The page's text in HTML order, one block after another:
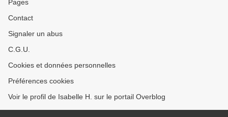
Pages
Contact
Signaler un abus
C.G.U.
Cookies et données personnelles
Préférences cookies
Voir le profil de Isabelle H. sur le portail Overblog